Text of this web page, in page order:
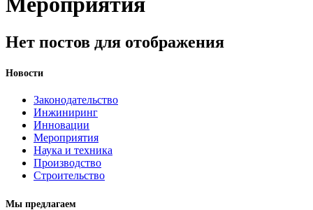
Нет постов для отображения
Новости
Законодательство
Инжиниринг
Инновации
Мероприятия
Наука и техника
Производство
Строительство
Мы предлагаем